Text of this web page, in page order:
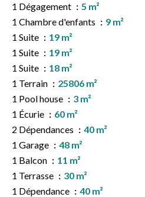
1 Dégagement
5 m²
1 Chambre d'enfants
9 m²
1 Suite
19 m²
1 Suite
19 m²
1 Suite
18 m²
1 Terrain
25806 m²
1 Pool house
3 m²
1 Écurie
60 m²
2 Dépendances
40 m²
1 Garage
48 m²
1 Balcon
11 m²
1 Terrasse
30 m²
1 Dépendance
40 m²